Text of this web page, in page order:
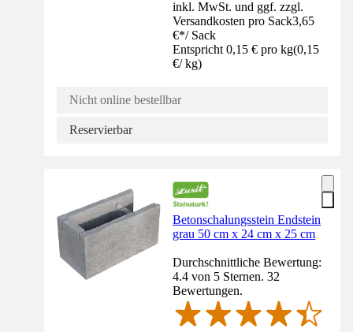
inkl. MwSt. und ggf. zzgl.
Versandkosten pro Sack3,65
€*/ Sack
Entspricht 0,15 € pro kg(0,15
€/ kg)
Nicht online bestellbar
Reservierbar
Betonschalungsstein Endstein
grau 50 cm x 24 cm x 25 cm
Durchschnittliche Bewertung:
4.4 von 5 Sternen. 32
Bewertungen.